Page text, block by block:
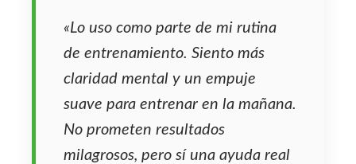
«Lo uso como parte de mi rutina
de entrenamiento. Siento más
claridad mental y un empuje
suave para entrenar en la mañana.
No prometen resultados
milagrosos, pero sí una ayuda real